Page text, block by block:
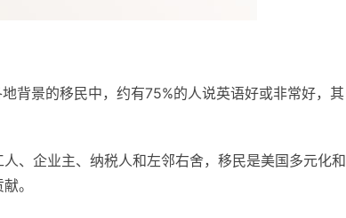
背景的移民中，约有75%的人说英语好或非常好，其
、企业主、纳税人和左邻右舍，移民是美国多元化和
。